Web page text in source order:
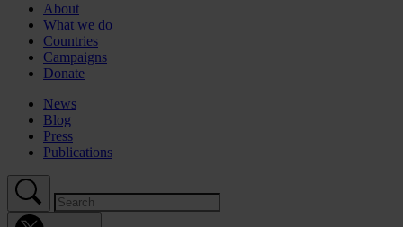
About
What we do
Countries
Campaigns
Donate
News
Blog
Press
Publications